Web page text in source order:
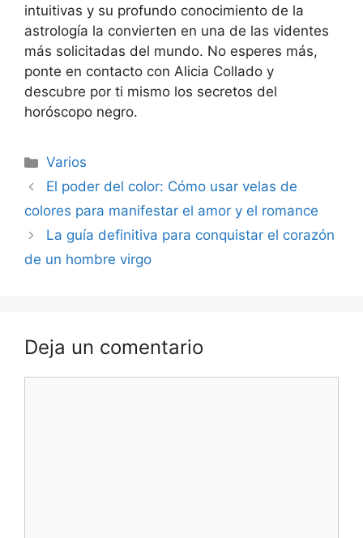
intuitivas y su profundo conocimiento de la
astrología la convierten en una de las videntes
más solicitadas del mundo. No esperes más,
ponte en contacto con Alicia Collado y
descubre por ti mismo los secretos del
horóscopo negro.
Categorías
Varios
Navegación
de
entradas
El poder del color: Cómo usar velas de
colores para manifestar el amor y el romance
La guía definitiva para conquistar el corazón
de un hombre virgo
Deja un comentario